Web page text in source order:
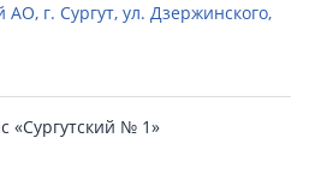
г. Сургут, ул. Дзержинского,
«Сургутский № 1»